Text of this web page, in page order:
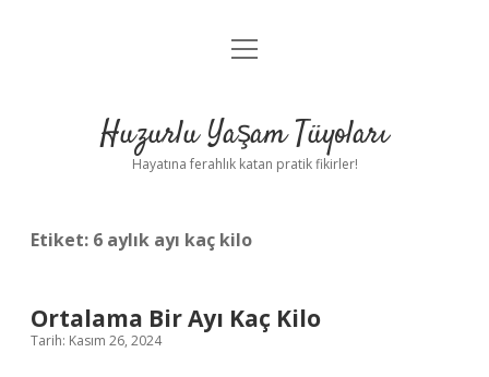
Anasayfa
Yasal Uyarı
menüyü
Huzurlu Yaşam Tüyoları
Hayatına ferahlık katan pratik fikirler!
Etiket: 6 aylık ayı kaç kilo
Ortalama Bir Ayı Kaç Kilo
Tarih: Kasım 26, 2024